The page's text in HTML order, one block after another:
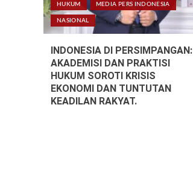
HUKUM MEDIA PERS INDONESIA
NASIONAL
INDONESIA DI PERSIMPANGAN:
AKADEMISI DAN PRAKTISI
HUKUM SOROTI KRISIS
EKONOMI DAN TUNTUTAN
KEADILAN RAKYAT.